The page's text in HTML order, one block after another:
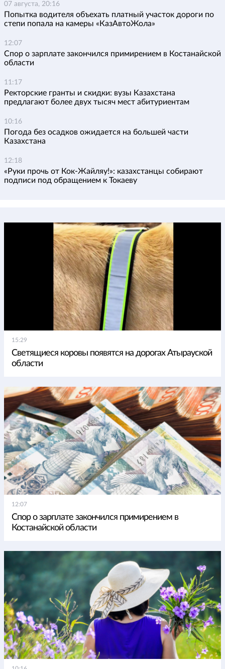
07 августа, 20:16
Попытка водителя объехать платный участок дороги по
степи попала на камеры «КазАвтоЖола»
12:07
Спор о зарплате закончился примирением в Костанайской
области
11:17
Ректорские гранты и скидки: вузы Казахстана
предлагают более двух тысяч мест абитуриентам
10:16
Погода без осадков ожидается на большей части
Казахстана
12:18
«Руки прочь от Кок-Жайляу!»: казахстанцы собирают
подписи под обращением к Токаеву
15:29
Светящиеся коровы появятся на дорогах Атырауской
области
12:07
Спор о зарплате закончился примирением в
Костанайской области